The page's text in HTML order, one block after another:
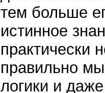
тем больше
истинное
практически
правильно
логики и